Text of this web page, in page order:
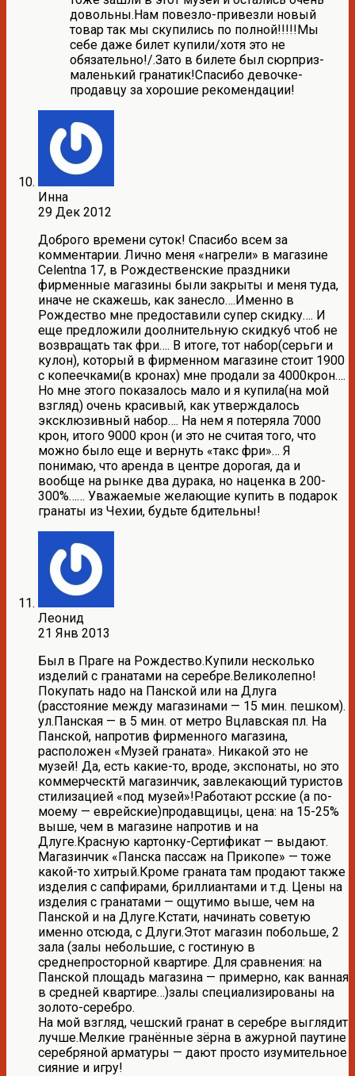
довольны.Нам повезло-привезли новый
товар так мы скупились по полной!!!!!Мы
себе даже билет купили/хотя это не
обязательно!/.Зато в билете был сюрприз-
маленький гранатик!Спасибо девочке-
продавцу за хорошие рекомендации!
Инна
29 Дек 2012
Доброго времени суток! Спасибо всем за
комментарии. Лично меня «нагрели» в магазине
Celentna 17, в Рождественские праздники
фирменные магазины были закрыты и меня туда,
иначе не скажешь, как занесло….Именно в
Рождество мне предоставили супер скидку…. И
еще предложили доолнительную скидку6 чтоб не
возвращать так фри…. В итоге, тот набор(серьги и
кулон), который в фирменном магазине стоит 1900
с копеечками(в кронах) мне продали за 4000крон….
Но мне этого показалось мало и я купила(на мой
взгляд) очень красивый, как утверждалось
эксклюзивный набор…. На нем я потеряла 7000
крон, итого 9000 крон (и это не считая того, что
можно было еще и вернуть «такс фри»… Я
понимаю, что аренда в центре дорогая, да и
вообще на рынке два дурака, но наценка в 200-
300%…… Уважаемые желающие купить в подарок
гранаты из Чехии, будьте бдительны!
Леонид
21 Янв 2013
Был в Праге на Рождество.Купили несколько
изделий с гранатами на серебре.Великолепно!
Покупать надо на Панской или на Длуга
(расстояние между магазинами — 15 мин. пешком).
ул.Панская — в 5 мин. от метро Вцлавская пл. На
Панской, напротив фирменного магазина,
расположен «Музей граната». Никакой это не
музей! Да, есть какие-то, вроде, экспонаты, но это
коммерческтй магазинчик, завлекающий туристов
стилизацией «под музей»!Работают рсские (а по-
моему — еврейские)продавщицы, цена: на 15-25%
выше, чем в магазине напротив и на
Длуге.Красную картонку-Сертификат — выдают.
Магазинчик «Панска пассаж на Прикопе» — тоже
какой-то хитрый.Кроме граната там продают также
изделия с сапфирами, бриллиантами и т.д. Цены на
изделия с гранатами — ощутимо выше, чем на
Панской и на Длуге.Кстати, начинать советую
именно отсюда, с Длуги.Этот магазин побольше, 2
зала (залы небольшие, с гостиную в
среднепросторной квартире. Для сравнения: на
Панской площадь магазина — примерно, как ванная
в средней квартире…)залы специализированы на
золото-серебро.
На мой взгляд, чешский гранат в серебре выглядит
лучше.Мелкие гранённые зёрна в ажурной паутине
серебряной арматуры — дают просто изумительное
сияние и игру!